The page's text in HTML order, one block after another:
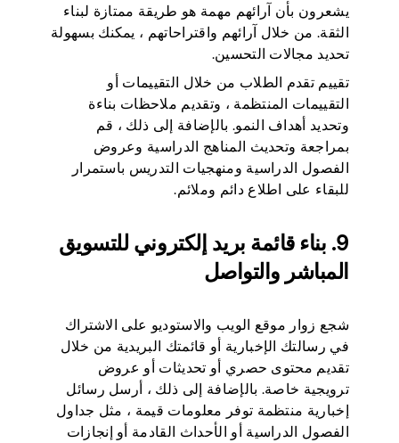
يشعرون بأن آرائهم مهمة هو طريقة ممتازة لبناء
الثقة. من خلال آرائهم واقتراحاتهم ، يمكنك بسهولة
تحديد مجالات التحسين.
تقييم تقدم الطلاب من خلال التقييمات أو
التقييمات المنتظمة ، وتقديم ملاحظات بناءة
وتحديد أهداف النمو. بالإضافة إلى ذلك ، قم
بمراجعة وتحديث المناهج الدراسية وعروض
الفصول الدراسية ومنهجيات التدريس باستمرار
للبقاء على اطلاع دائم وملائم.
9. بناء قائمة بريد إلكتروني للتسويق
المباشر والتواصل
شجع زوار موقع الويب والاستوديو على الاشتراك
في رسالتك الإخبارية أو قائمتك البريدية من خلال
تقديم محتوى حصري أو تحديثات أو عروض
ترويجية خاصة. بالإضافة إلى ذلك ، أرسل رسائل
إخبارية منتظمة توفر معلومات قيمة ، مثل جداول
الفصول الدراسية أو الأحداث القادمة أو إنجازات